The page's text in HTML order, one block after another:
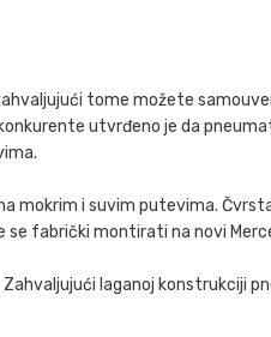
tome možete
utvrđeno je da
mokrim i suvim putevima.
fabrički montirati na novi
laganoj konstrukciji